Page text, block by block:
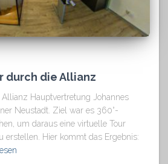
durch die Allianz
Hauptvertretung Johannes
Neustadt. Ziel war es 360°-
um daraus eine virtuelle Tour
erstellen. Hier kommt das Ergebnis: